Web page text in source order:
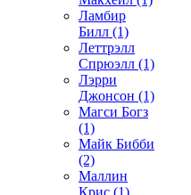
Ламбир
Билл (1)
Леттрэлл
Спрюэлл (1)
Лэрри
Джонсон (1)
Магси Богз
(1)
Майк Бибби
(2)
Маллин
Крис (1)